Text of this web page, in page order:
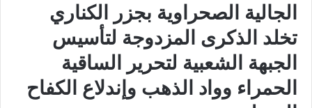
الجالية الصحراوية بجزر الكناري
تخلد الذكرى المزدوجة لتأسيس
الجبهة الشعبية لتحرير الساقية
الحمراء وواد الذهب وإندلاع الكفاح